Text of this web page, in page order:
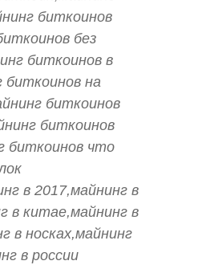
биткоинов
без
биткоинов в
биткоинов на
биткоинов
биткоинов
биткоинов что
в 2017,майнинг в
в китае,майнинг в
в носках,майнинг
в россии